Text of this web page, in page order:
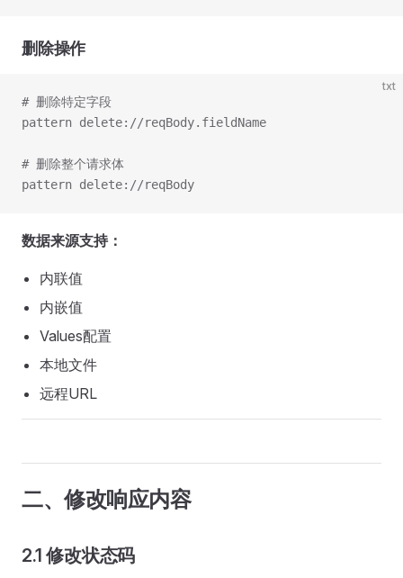
删除操作
txt
# 删除特定字段
pattern delete://reqBody.fieldName
# 删除整个请求体
pattern delete://reqBody
数据来源支持：
内联值
内嵌值
Values配置
本地文件
远程URL
二、修改响应内容
2.1 修改状态码